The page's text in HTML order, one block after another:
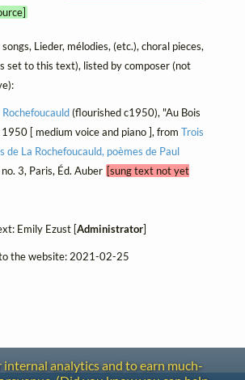
Lieder, mélodies, (etc.), choral pieces,
set to this text), listed by composer (not
(flourished c1950), "Au Bois
[ medium voice and piano ], from Trois
de La Rochefoucauld, poèmes de Paul
no. 3, Paris, Éd. Auber [sung text not yet
Emily Ezust [Administrator]
the website: 2021-02-25
internal analytics and to earn much-